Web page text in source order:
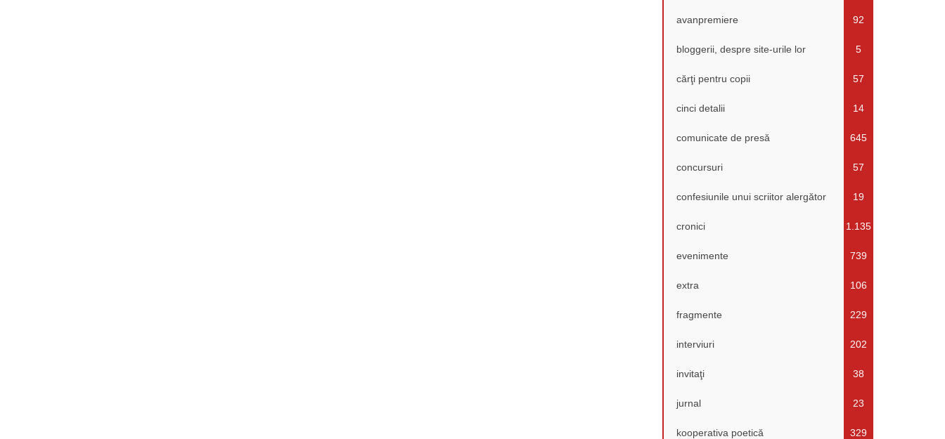
avanpremiere 92
bloggerii, despre site-urile lor 5
cărţi pentru copii 57
cinci detalii 14
comunicate de presă 645
concursuri 57
confesiunile unui scriitor alergător 19
cronici 1.135
evenimente 739
extra 106
fragmente 229
interviuri 202
invitaţi 38
jurnal 23
kooperativa poetică 329